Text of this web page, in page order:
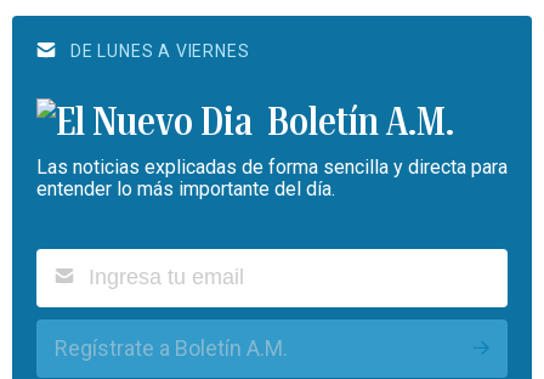
DE LUNES A VIERNES
Boletín A.M.
Las noticias explicadas de forma sencilla y directa para
entender lo más importante del día.
Regístrate a Boletín A.M.